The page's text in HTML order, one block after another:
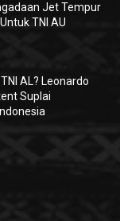
Jet Tempur
TNI AU
AL? Leonardo
Suplai